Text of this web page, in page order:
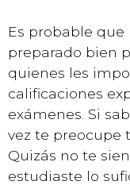
Es probable
preparado bien
quienes les
calificaciones
exámenes. Si
vez te preocupe
Quizás no te
estudiaste lo